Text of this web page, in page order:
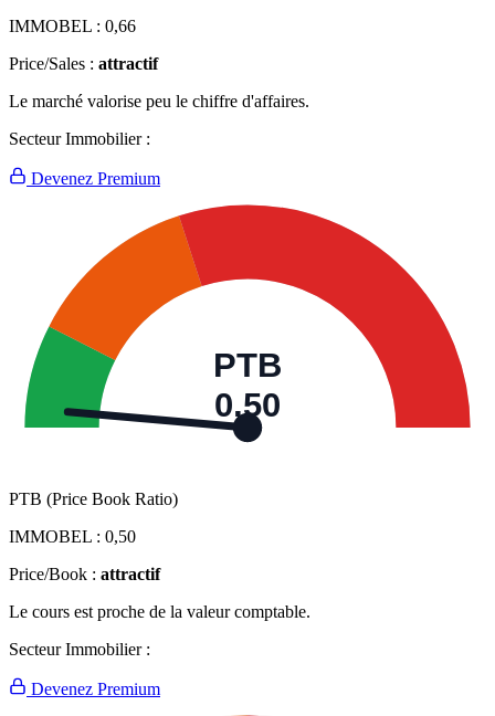
IMMOBEL : 0,66
Price/Sales : attractif
Le marché valorise peu le chiffre d'affaires.
Secteur Immobilier :
Devenez Premium
PTB
0,50
PTB (Price Book Ratio)
IMMOBEL : 0,50
Price/Book : attractif
Le cours est proche de la valeur comptable.
Secteur Immobilier :
Devenez Premium